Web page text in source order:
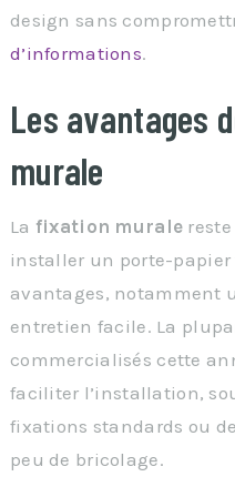
design sans
d’informations.
Les avantages
murale
La fixation murale
installer un porte-
avantages, notamment
entretien facile. La
commercialisés cette
faciliter l’installation,
fixations standards ou
peu de bricolage.